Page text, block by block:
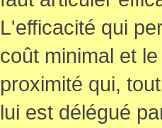
L'efficacité qui
coût minimal et
proximité qui,
lui est délégué